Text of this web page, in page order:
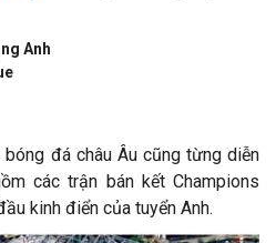
Anh
đá châu Âu cũng từng diễn
các trận bán kết Champions
kinh điển của tuyển Anh.